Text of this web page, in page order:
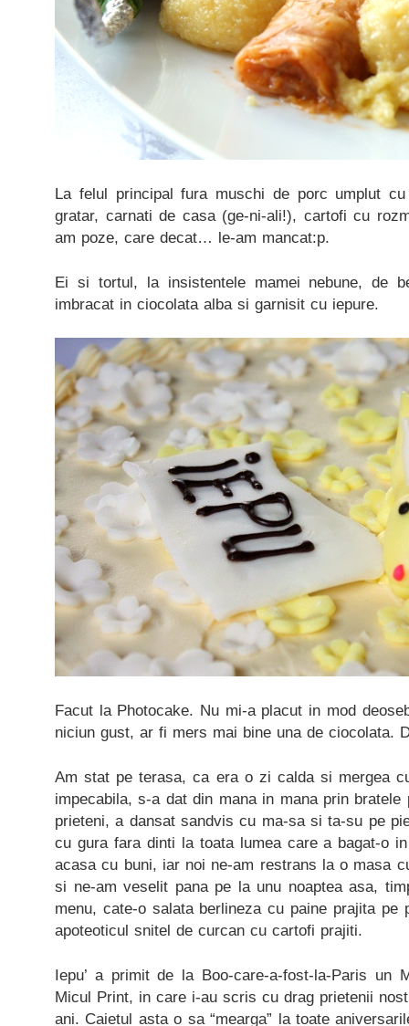
La felul principal fura muschi de porc umplut
gratar, carnati de casa (ge-ni-ali!), cartofi cu
am poze, care decat… le-am mancat:p.
Ei si tortul, la insistentele mamei nebune, de
imbracat in ciocolata alba si garnisit cu iepure.
Facut la Photocake. Nu mi-a placut in mod
niciun gust, ar fi mers mai bine una de ciocolata.
Am stat pe terasa, ca era o zi calda si mergea
impecabila, s-a dat din mana in mana prin
prieteni, a dansat sandvis cu ma-sa si ta-su pe
cu gura fara dinti la toata lumea care a bagat-o
acasa cu buni, iar noi ne-am restrans la o masa
si ne-am veselit pana pe la unu noaptea asa,
menu, cate-o salata berlineza cu paine prajita pe
apoteoticul snitel de curcan cu cartofi prajiti.
Iepu’ a primit de la Boo-care-a-fost-la-Paris un
Micul Print, in care i-au scris cu drag prietenii
ani. Caietul asta o sa “mearga” la toate